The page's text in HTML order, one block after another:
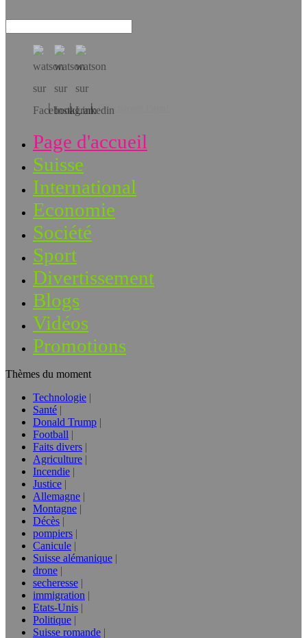
Téléchargez l’app!
Page d'accueil
Suisse
International
Economie
Société
Sport
Divertissement
Blogs
Vidéos
Promotions
Thèmes du moment
Technologie
Santé
Donald Trump
Football
Faits divers
Agriculture
Incendie
Justice
Allemagne
Montagne
Décès
pompiers
Canicule
Suisse alémanique
drone
secheresse
immigration
Etats-Unis
Politique
Suisse romande